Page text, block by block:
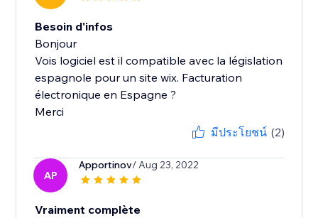
Besoin d'infos
Bonjour
Vois logiciel est il compatible avec la législation
espagnole pour un site wix. Facturation
électronique en Espagne ?
Merci
มีประโยชน์ (2)
AP
Apportinov/ Aug 23, 2022
Vraiment complète